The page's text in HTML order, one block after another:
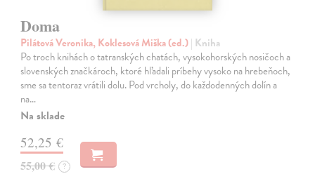
Doma
Pilátová Veronika, Koklesová Miška (ed.)| Kniha
Po troch knihách o tatranských chatách, vysokohorských nosičoch a
slovenských značkároch, ktoré hľadali príbehy vysoko na hrebeňoch,
sme sa tentoraz vrátili dolu. Pod vrcholy, do každodenných dolín a
na…
Na sklade
52,25 €
55,00 € ?